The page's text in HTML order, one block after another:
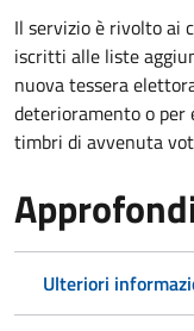
Il servizio è rivolto
iscritti alle liste
nuova tessera
deterioramento o per
timbri di avvenuta
Ulteriori